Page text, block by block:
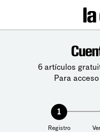
6 artículos
Para
1
Registro